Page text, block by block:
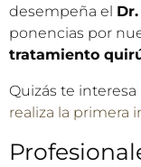
desempeña el
ponencias por
tratamiento
Quizás te interesa
realiza la primera